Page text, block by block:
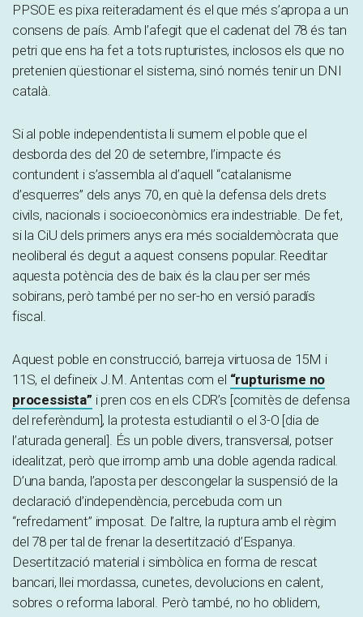
PPSOE es pixa reiteradament és el que més s’apropa a un
consens de país. Amb l’afegit que el cadenat del 78 és tan
petri que ens ha fet a tots rupturistes, inclosos els que no
pretenien qüestionar el sistema, sinó només tenir un DNI
català.
Si al poble independentista li sumem el poble que el
desborda des del 20 de setembre, l’impacte és
contundent i s’assembla al d’aquell “catalanisme
d’esquerres” dels anys 70, en què la defensa dels drets
civils, nacionals i socioeconòmics era indestriable. De fet,
si la CiU dels primers anys era més socialdemòcrata que
neoliberal és degut a aquest consens popular. Reeditar
aquesta potència des de baix és la clau per ser més
sobirans, però també per no ser-ho en versió paradís
fiscal.
Aquest poble en construcció, barreja virtuosa de 15M i
11S, el defineix J.M. Antentas com el “rupturisme no
processista” i pren cos en els CDR’s [comitès de defensa
del referèndum], la protesta estudiantil o el 3-O [dia de
l’aturada general]. És un poble divers, transversal, potser
idealitzat, però que irromp amb una doble agenda radical.
D’una banda, l’aposta per descongelar la suspensió de la
declaració d’independència, percebuda com un
“refredament” imposat. De l’altre, la ruptura amb el règim
del 78 per tal de frenar la desertització d’Espanya.
Desertització material i simbòlica en forma de rescat
bancari, llei mordassa, cunetes, devolucions en calent,
sobres o reforma laboral. Però també, no ho oblidem,